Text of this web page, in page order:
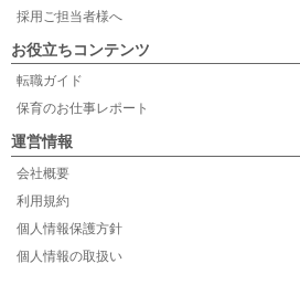
採用ご担当者様へ
お役立ちコンテンツ
転職ガイド
保育のお仕事レポート
運営情報
会社概要
利用規約
個人情報保護方針
個人情報の取扱い